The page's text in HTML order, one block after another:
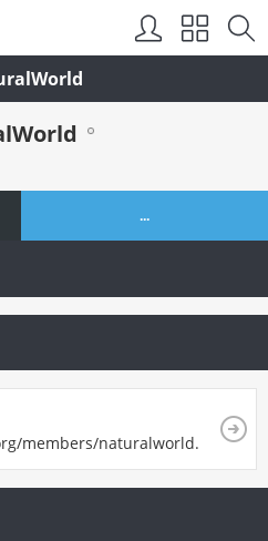
...
members/naturalworld.html